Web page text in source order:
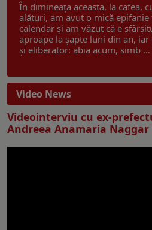
În dimineața aceasta, la cafea,
alături, am avut o mică
calendar și am văzut că e
aproape la șapte luni din an,
și eliberator: abia acum, simb ...
Video News
Videointerviu cu ex-
Andreea Anamaria Naggar